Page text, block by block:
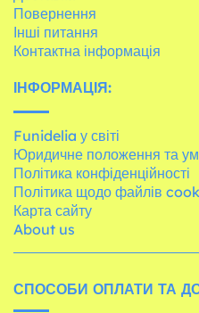
Повернення
Інші питання
Контактна інформація
ІНФОРМАЦІЯ:
Funidelia у світі
Юридичне положення та
Політика конфіденційності
Політика щодо файлів
Карта сайту
About us
СПОСОБИ ОПЛАТИ ТА